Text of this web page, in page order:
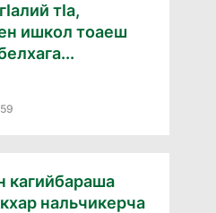
тIа,
ишкол тоаеш
кагийбараша
нальчикерча